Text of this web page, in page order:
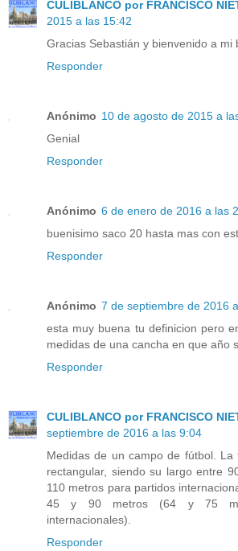
CULIBLANCO por FRANCISCO
2015 a las 15:42
Gracias Sebastián y bienvenido a mi
Responder
Anónimo 10 de agosto de 2015 a
Genial
Responder
Anónimo 6 de enero de 2016 a las
buenisimo saco 20 hasta mas con
Responder
Anónimo 7 de septiembre de 2016
esta muy buena tu definicion pero
medidas de una cancha en que año
Responder
CULIBLANCO por FRANCISCO
septiembre de 2016 a las 9:04
Medidas de un campo de fútbol. La
rectangular, siendo su largo entre
110 metros para partidos
45 y 90 metros (64 y 75
internacionales).
Responder